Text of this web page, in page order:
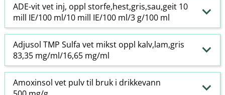
ADE-vit vet inj, oppl storfe,hest,gris,sau,geit 10
mill IE/100 ml/10 mill IE/100 ml/3 g/100 ml
Adjusol TMP Sulfa vet mikst oppl kalv,lam,gris
83,35 mg/ml/16,65 mg/ml
Amoxinsol vet pulv til bruk i drikkevann